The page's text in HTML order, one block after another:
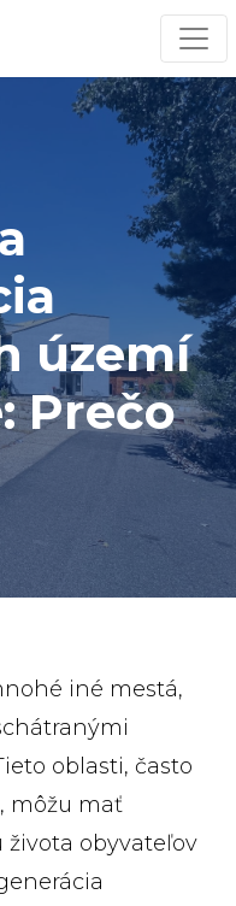
území
Prečo
iné mestá,
oblasti, často
môžu mať
obyvateľov